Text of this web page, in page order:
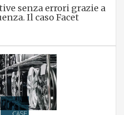
senza errori grazie a
Il caso Facet